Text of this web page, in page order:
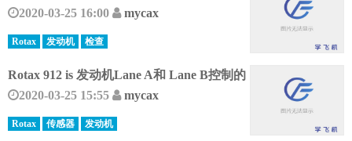
2020-03-25 16:00
mycax
Rotax 发动机 检查
Rotax 912 is 发动机Lane A和 Lane B控制的
2020-03-25 15:55
mycax
Rotax 传感器 发动机